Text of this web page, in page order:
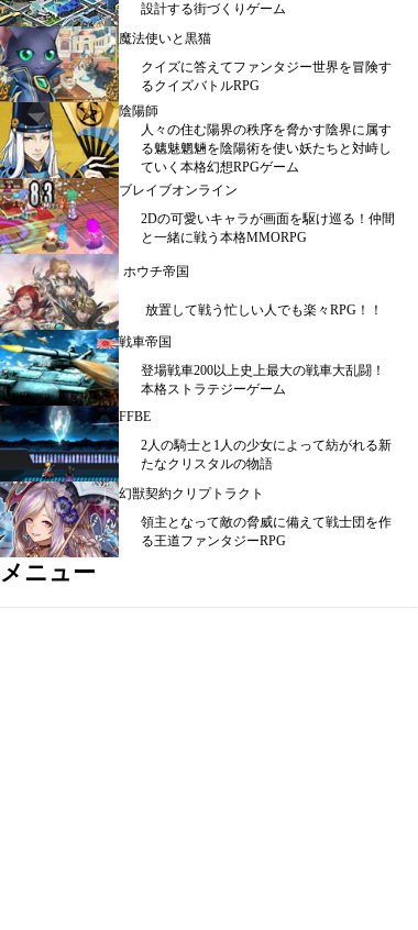
設計する街づくりゲーム
魔法使いと黒猫
クイズに答えてファンタジー世界を冒険す
るクイズバトルRPG
陰陽師
人々の住む陽界の秩序を脅かす陰界に属す
る魑魅魍魎を陰陽術を使い妖たちと対峙し
ていく本格幻想RPGゲーム
ブレイブオンライン
2Dの可愛いキャラが画面を駆け巡る！仲間
と一緒に戦う本格MMORPG
ホウチ帝国
放置して戦う忙しい人でも楽々RPG！！
戦車帝国
登場戦車200以上史上最大の戦車大乱闘！
本格ストラテジーゲーム
FFBE
2人の騎士と1人の少女によって紡がれる新
たなクリスタルの物語
幻獣契約クリプトラクト
領主となって敵の脅威に備えて戦士団を作
る王道ファンタジーRPG
メニュー